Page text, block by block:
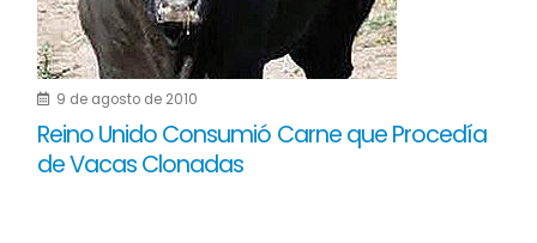
9 de agosto de 2010
Reino Unido Consumió Carne que Procedía
de Vacas Clonadas